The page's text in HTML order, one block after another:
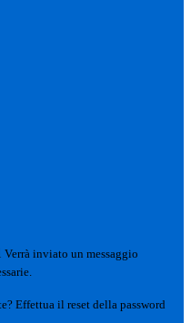
Verrà inviato un messaggio
Effettua il reset della password